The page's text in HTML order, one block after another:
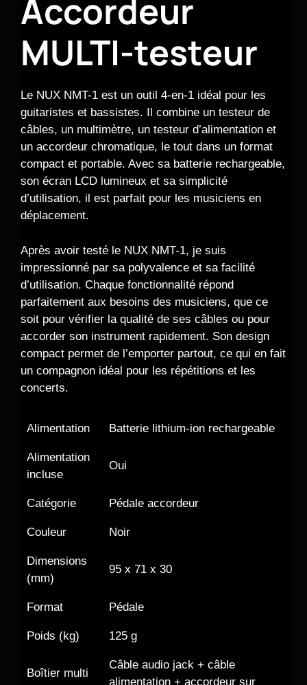
Accordeur
MULTI-testeur
Le NUX NMT-1 est un outil 4-en-1 idéal pour les
guitaristes et bassistes. Il combine un testeur de
câbles, un multimètre, un testeur d’alimentation et
un accordeur chromatique, le tout dans un format
compact et portable. Avec sa batterie rechargeable,
son écran LCD lumineux et sa simplicité
d’utilisation, il est parfait pour les musiciens en
déplacement.
Après avoir testé le NUX NMT-1, je suis
impressionné par sa polyvalence et sa facilité
d’utilisation. Chaque fonctionnalité répond
parfaitement aux besoins des musiciens, que ce
soit pour vérifier la qualité de ses câbles ou pour
accorder son instrument rapidement. Son design
compact permet de l’emporter partout, ce qui en fait
un compagnon idéal pour les répétitions et les
concerts.
Alimentation Batterie lithium-ion rechargeable
Alimentation
incluse
Oui
Catégorie Pédale accordeur
Couleur Noir
Dimensions
(mm)
95 x 71 x 30
Format Pédale
Poids (kg) 125 g
Boîtier multi
Câble audio jack + câble
alimentation + accordeur sur